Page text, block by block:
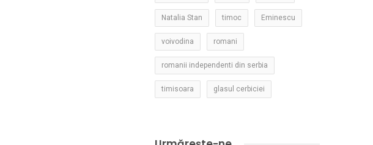
Natalia Stan timoc Eminescu
voivodina romani
romanii independenti din serbia
timisoara glasul cerbiciei